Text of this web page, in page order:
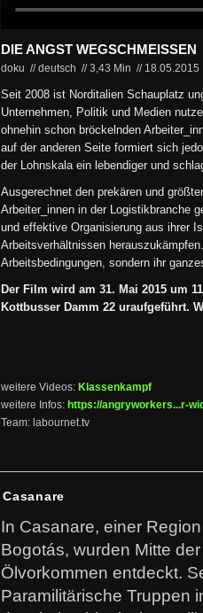
DIE ANGST WEGSCHMEISSEN
doku // deutsch //3,43 Min // 18.05.2015
Seit 2008 ist Norditalien Schauplatz
Unternehmen, Politik und Medien
ohnehin schon bröckelnden
auf der anderen Seite formiert sich
der Lohnskala ein lebendiger und
Ausgerechnet den prekären und
Arbeiter_innen in der Logistikbranche
und effektive Organisierung aus ihrer
Arbeitsverhältnissen
Arbeitsbedingungen, sondern ihr
Der Film wird am 31. Mai 2015 um
Kottbusser Damm 22 uraufgeführt.
weitere Videos: Klassenkampf
weitere Infos: https://angryworkers...r-
Team: labournet.tv
Casanare
In Casanare, einer
Bogotás, wurden Mitte
Ölvorkommen entdeckt.
Paramilitärische Truppen